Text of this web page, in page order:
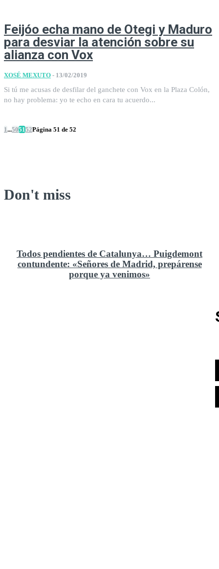
Feijóo echa mano de Otegi y Maduro
para desviar la atención sobre su
alianza con Vox
XOSÉ MEXUTO - 13/02/2019
Si tú me acusas de desfilar del ganchete con Vox en la Plaza Colón,
no hay problema: yo te echo en cara tu acuerdo...
1...505152Página 51 de 52
Don't miss
Todos pendientes de Catalunya… Puigdemont
contundente: «Señores de Madrid, prepárense
porque ya venimos»